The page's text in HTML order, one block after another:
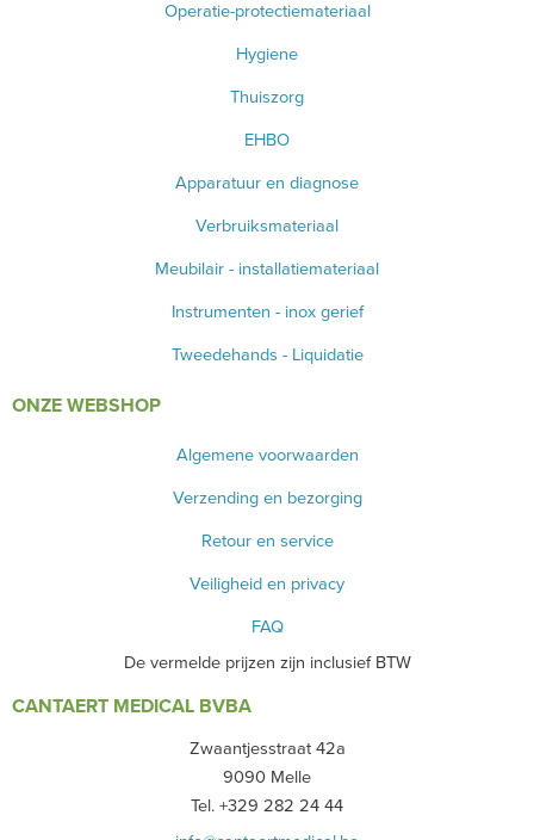
TANDUNIT - PEDICUREMOTOR
BLOED- EN URINEONDERZOEK
ANESTHESIE - BEWAKING
INSTRUMENTEN - INOX GERIEF
TWEEDEHANDS - LIQUIDATIE
PRODUCT NIET GEVONDEN?
Operatie-protectiemateriaal
Hygiene
Thuiszorg
EHBO
Apparatuur en diagnose
Verbruiksmateriaal
Meubilair - installatiemateriaal
Instrumenten - inox gerief
Tweedehands - Liquidatie
ONZE WEBSHOP
Algemene voorwaarden
Verzending en bezorging
Retour en service
Veiligheid en privacy
FAQ
De vermelde prijzen zijn inclusief BTW
CANTAERT MEDICAL BVBA
Zwaantjesstraat 42a
9090 Melle
Tel. +329 282 24 44